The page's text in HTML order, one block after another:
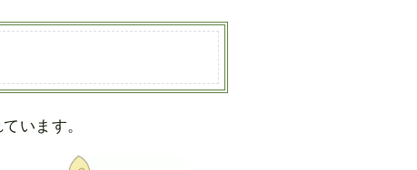
います。